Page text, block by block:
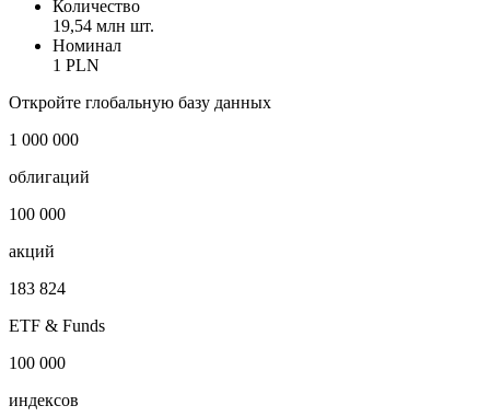
Количество
19,54 млн шт.
Номинал
1 PLN
Откройте глобальную базу данных
1 000 000
облигаций
100 000
акций
183 824
ETF & Funds
100 000
индексов